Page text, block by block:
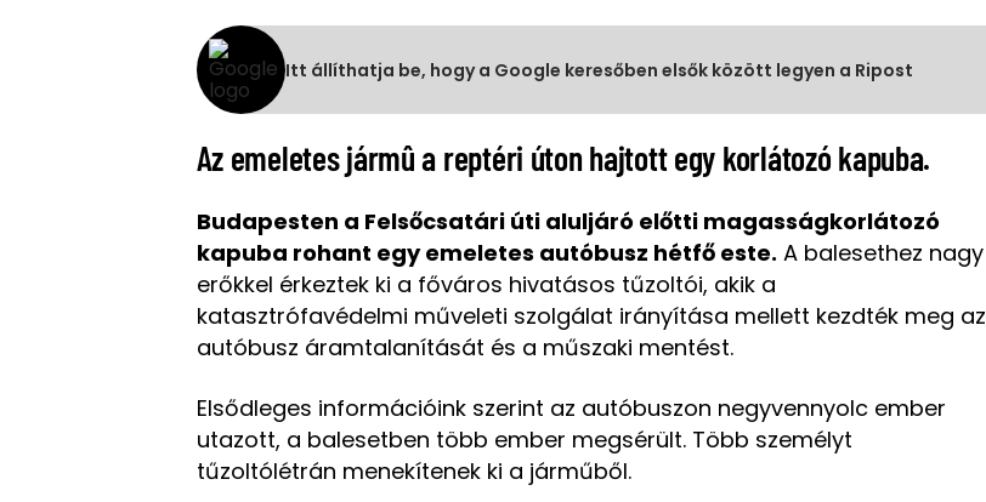
Itt állíthatja be, hogy a Google keresőben elsők között legyen a Ripost
Az emeletes jármû a reptéri úton hajtott egy korlátozó kapuba.
Budapesten a Felsőcsatári úti aluljáró előtti magasságkorlátozó
kapuba rohant egy emeletes autóbusz hétfő este. A balesethez nagy
erőkkel érkeztek ki a főváros hivatásos tűzoltói, akik a
katasztrófavédelmi műveleti szolgálat irányítása mellett kezdték meg az
autóbusz áramtalanítását és a műszaki mentést.
Elsődleges információink szerint az autóbuszon negyvennyolc ember
utazott, a balesetben több ember megsérült. Több személyt
tűzoltólétrán menekítenek ki a járműből.